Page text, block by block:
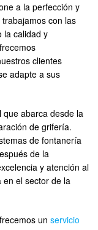
a la perfección y
con las
la calidad y
clientes
adapte a sus
que abarca desde la
de grifería.
de fontanería
de la
y atención al
en el sector de la
un servicio